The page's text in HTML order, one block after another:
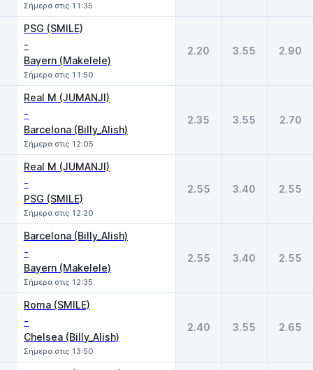
Σήμερα στις 11:35
PSG (SMILE)
-
Bayern (Makelele)
Σήμερα στις 11:50
2.20 3.55 2.90
Real M (JUMANJI)
-
Barcelona (Billy_Alish)
Σήμερα στις 12:05
2.35 3.55 2.70
Real M (JUMANJI)
-
PSG (SMILE)
Σήμερα στις 12:20
2.55 3.40 2.55
Barcelona (Billy_Alish)
-
Bayern (Makelele)
Σήμερα στις 12:35
2.55 3.40 2.55
Roma (SMILE)
-
Chelsea (Billy_Alish)
Σήμερα στις 13:50
2.40 3.55 2.65